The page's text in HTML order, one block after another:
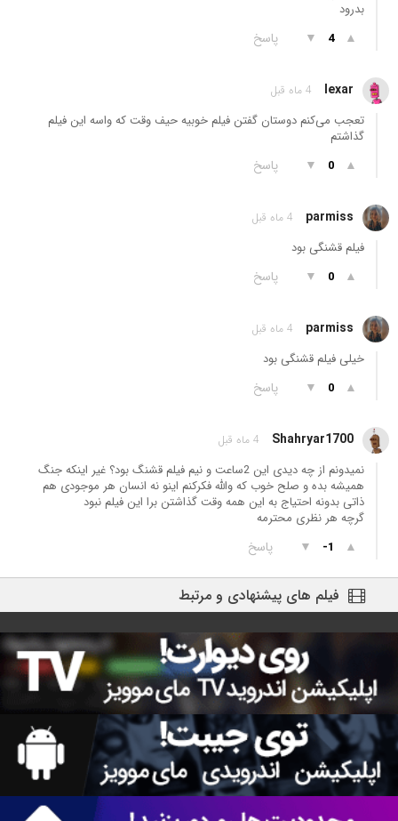
بدرود
▲
4
▼ پاسخ
lexar 4 ماه قبل
تعجب می‌کنم دوستان گفتن فیلم خوبیه حیف وقت که واسه این فیلم
گذاشتم
▲
0
▼ پاسخ
parmiss 4 ماه قبل
فیلم قشنگی بود
▲
0
▼ پاسخ
parmiss 4 ماه قبل
خیلی فیلم قشنگی بود
▲
0
▼ پاسخ
Shahryar1700 4 ماه قبل
نمیدونم از چه دیدی این 2ساعت و نیم فیلم قشنگ بود؟ غیر اینکه جنگ
همیشه بده و صلح خوب که والله فکرکنم اینو نه انسان هر موجودی هم
ذاتی بدونه احتیاج به این همه وقت گذاشتن برا این فیلم نبود
گرچه هر نظری محترمه
▲
-1
▼ پاسخ
فیلم های پیشنهادی و مرتبط